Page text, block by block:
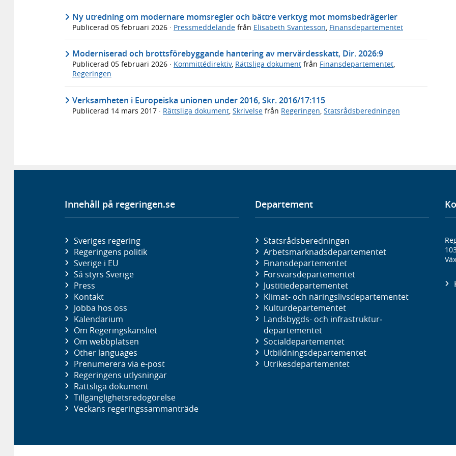
Ny utredning om modernare momsregler och bättre verktyg mot momsbedrägerier
Publicerad 05 februari 2026 · Pressmeddelande från Elisabeth Svantesson Finansdepartementet
Moderniserad och brottsförebyggande hantering av mervärdesskatt, Dir. 2026:9
Publicerad 05 februari 2026 · Kommittédirektiv, Rättsliga dokument från Finansdepartementet,
Regeringen
Verksamheten i Europeiska unionen under 2016, Skr. 2016/17:115
Publicerad 14 mars 2017 · Rättsliga dokument, Skrivelse från Regeringen, Statsrådsberedningen
Innehåll på regeringen.se
Sveriges regering
Regeringens politik
Sverige i EU
Så styrs Sverige
Press
Kontakt
Jobba hos oss
Kalendarium
Om Regeringskansliet
Om webbplatsen
Other languages
Prenumerera via e-post
Regeringens utlysningar
Rättsliga dokument
Tillgänglighetsredogörelse
Veckans regeringssammanträde
Departement
Statsrådsberedningen
Arbetsmarknads­departementet
Finans­departementet
Försvars­departementet
Justitie­departementet
Klimat- och näringslivs­departementet
Kultur­departementet
Landsbygds- och infrastruktur­
departementet
Social­departementet
Utbildnings­departementet
Utrikes­departementet